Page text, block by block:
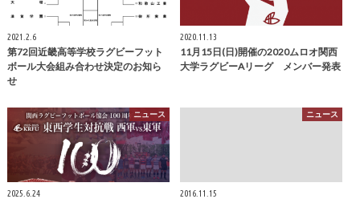
2021.2.6
第72回近畿高等学校ラグビーフット
ボール大会組み合わせ決定のお知ら
せ
2020.11.13
11月15日(日)開催の2020ムロオ関西
大学ラグビーAリーグ メンバー発表
ニュース
2025.6.24
ニュース
2016.11.15